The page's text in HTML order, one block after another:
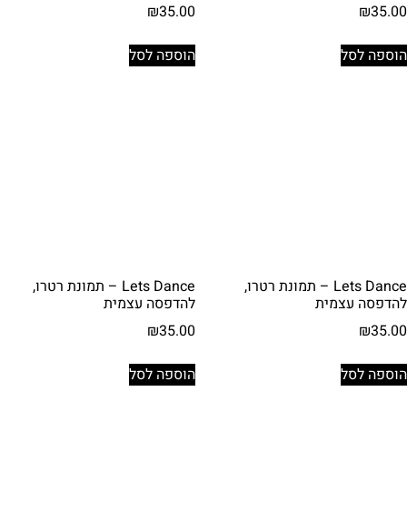
₪35.00
הוספה לסל
₪35.00
הוספה לסל
Lets Dance – תמונת רטרו,
להדפסה עצמית
₪35.00
הוספה לסל
Lets Dance – תמונת רטרו,
להדפסה עצמית
₪35.00
הוספה לסל